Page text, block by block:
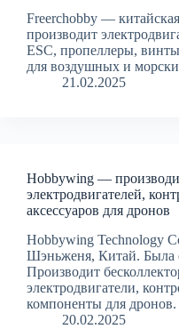
Freerchobby —
производит
ESC, пропеллеры,
для воздушных и
21.02.2025
Hobbywing —
электродвигателей,
аксессуаров для дронов
Hobbywing Technology
Шэньженя, Китай. Была
Производит
электродвигатели,
компоненты для дронов.
20.02.2025